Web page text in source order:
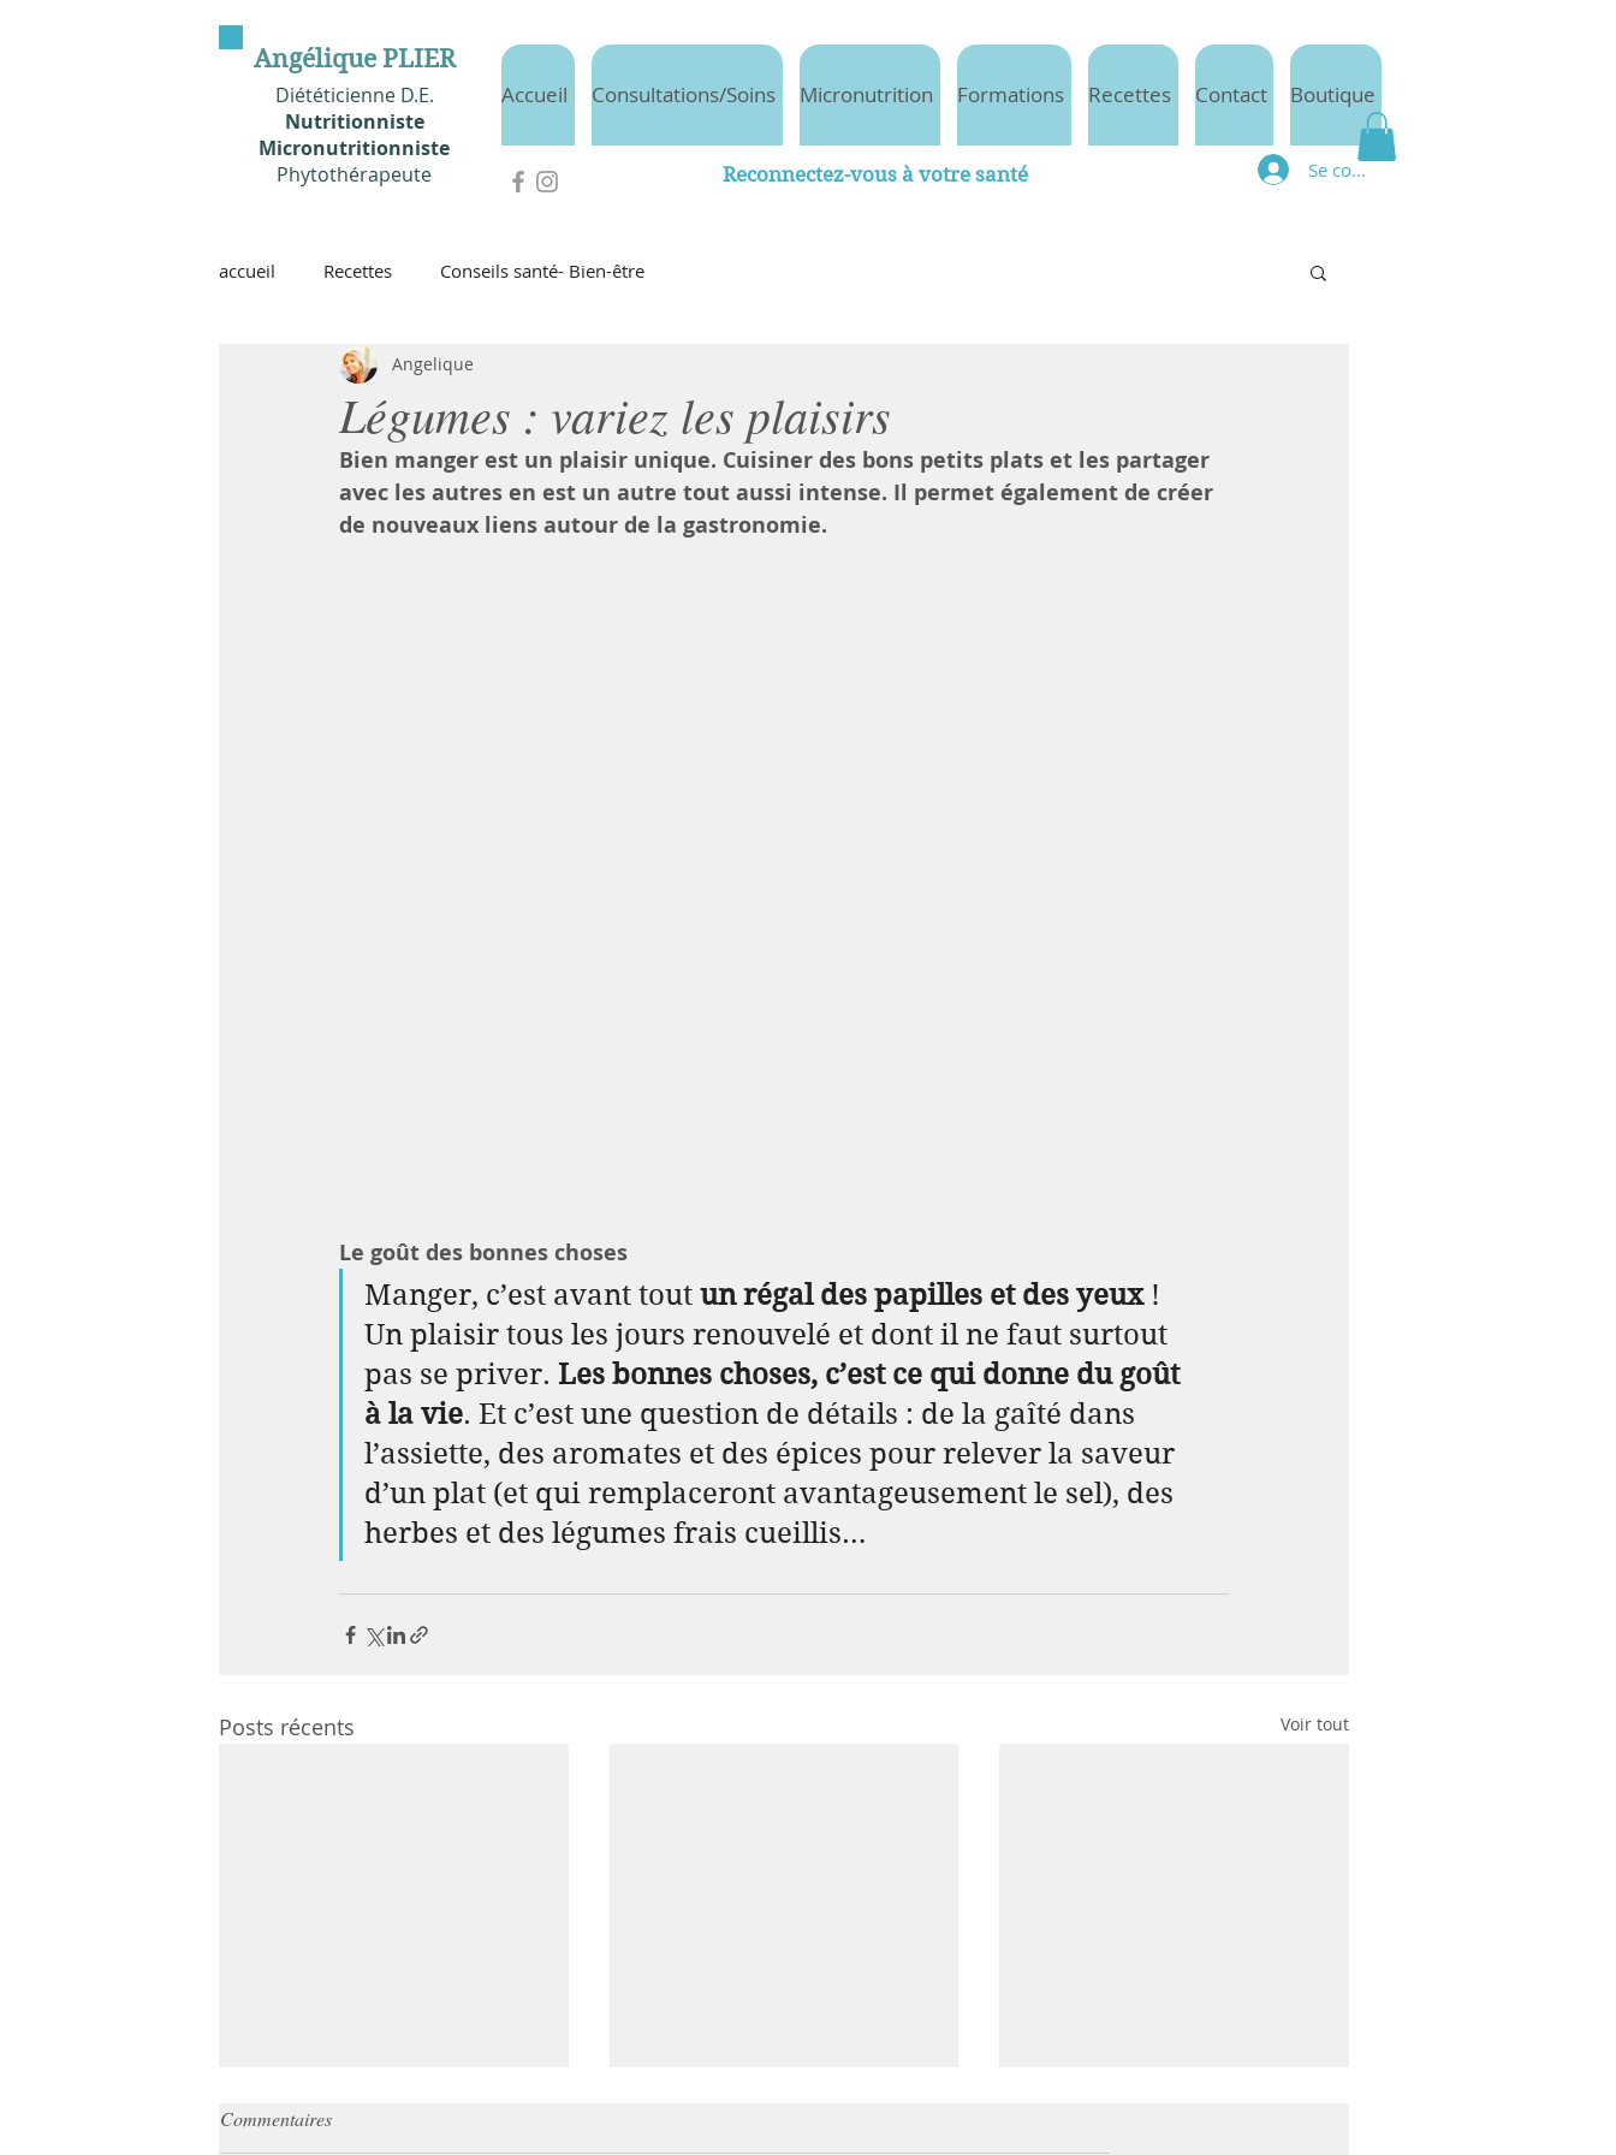
Angélique PLIER
Diététicienne D.E.
Nutritionniste
Micronutritionniste
Phytothérapeute
Accueil Consultations/Soins Micronutrition Formations Recettes Contact Boutique
Se connecter
Reconnectez-vous à votre santé
accueil Recettes Conseils santé- Bien-être
Légumes : variez les plaisirs
Angelique
Bien manger est un plaisir unique. Cuisiner des bons petits plats et les partager
avec les autres en est un autre tout aussi intense. Il permet également de créer
de nouveaux liens autour de la gastronomie.
Le goût des bonnes choses
Manger, c’est avant tout un régal des papilles et des yeux !
Un plaisir tous les jours renouvelé et dont il ne faut surtout
pas se priver. Les bonnes choses, c’est ce qui donne du goût
à la vie. Et c’est une question de détails : de la gaîté dans
l’assiette, des aromates et des épices pour relever la saveur
d’un plat (et qui remplaceront avantageusement le sel), des
herbes et des légumes frais cueillis…
Posts récents Voir tout
Injections et pilules minceur
Commentaires